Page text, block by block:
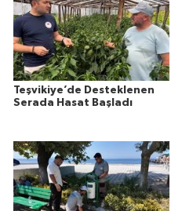
Teşvikiye’de Desteklenen
Serada Hasat Başladı